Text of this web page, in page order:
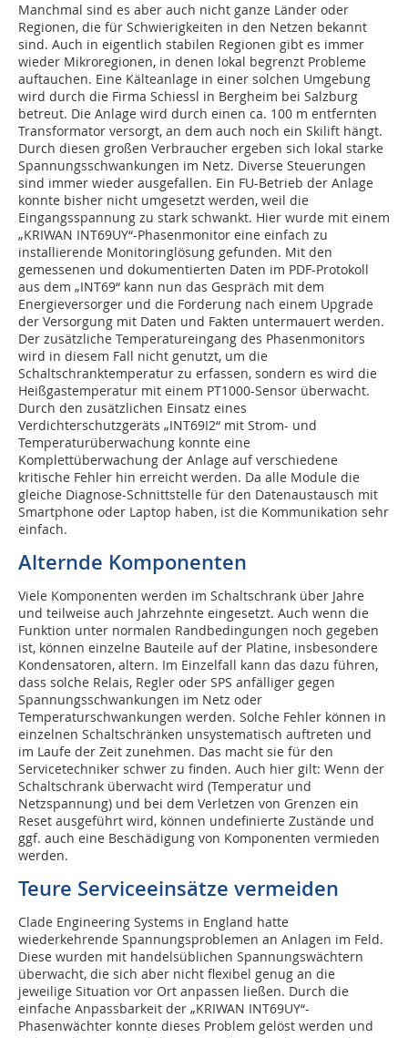
Manchmal sind es aber auch nicht ganze Länder oder
Regionen, die für Schwierigkeiten in den Netzen bekannt
sind. Auch in eigentlich stabilen Regionen gibt es immer
wieder Mikroregionen, in denen lokal begrenzt Probleme
auftauchen. Eine Kälteanlage in einer solchen Umgebung
wird durch die Firma Schiessl in Bergheim bei Salzburg
betreut. Die Anlage wird durch einen ca. 100 m entfernten
Transformator versorgt, an dem auch noch ein Skilift hängt.
Durch diesen großen Verbraucher ergeben sich lokal starke
Spannungsschwankungen im Netz. Diverse Steuerungen
sind immer wieder ausgefallen. Ein FU-Betrieb der Anlage
konnte bisher nicht umgesetzt werden, weil die
Eingangsspannung zu stark schwankt. Hier wurde mit einem
„KRIWAN INT69UY“-Phasenmonitor eine einfach zu
installierende Monitoringlösung gefunden. Mit den
gemessenen und dokumentierten Daten im PDF-Protokoll
aus dem „INT69“ kann nun das Gespräch mit dem
Energieversorger und die Forderung nach einem Upgrade
der Versorgung mit Daten und Fakten untermauert werden.
Der zusätzliche Temperatureingang des Phasenmonitors
wird in diesem Fall nicht genutzt, um die
Schaltschranktemperatur zu erfassen, sondern es wird die
Heißgastemperatur mit einem PT1000-Sensor überwacht.
Durch den zusätzlichen Einsatz eines
Verdichterschutzgeräts „INT69I2“ mit Strom- und
Temperaturüberwachung konnte eine
Komplettüberwachung der Anlage auf verschiedene
kritische Fehler hin erreicht werden. Da alle Module die
gleiche Diagnose-Schnittstelle für den Datenaustausch mit
Smartphone oder Laptop haben, ist die Kommunikation sehr
einfach.
Alternde Komponenten
Viele Komponenten werden im Schaltschrank über Jahre
und teilweise auch Jahrzehnte eingesetzt. Auch wenn die
Funktion unter normalen Randbedingungen noch gegeben
ist, können einzelne Bauteile auf der Platine, insbesondere
Kondensatoren, altern. Im Einzelfall kann das dazu führen,
dass solche Relais, Regler oder SPS anfälliger gegen
Spannungsschwankungen im Netz oder
Temperaturschwankungen werden. Solche Fehler können in
einzelnen Schaltschränken unsystematisch auftreten und
im Laufe der Zeit zunehmen. Das macht sie für den
Servicetechniker schwer zu finden. Auch hier gilt: Wenn der
Schaltschrank überwacht wird (Temperatur und
Netzspannung) und bei dem Verletzen von Grenzen ein
Reset ausgeführt wird, können undefinierte Zustände und
ggf. auch eine Beschädigung von Komponenten vermieden
werden.
Teure Serviceeinsätze vermeiden
Clade Engineering Systems in England hatte
wiederkehrende Spannungsproblemen an Anlagen im Feld.
Diese wurden mit handelsüblichen Spannungswächtern
überwacht, die sich aber nicht flexibel genug an die
jeweilige Situation vor Ort anpassen ließen. Durch die
einfache Anpassbarkeit der „KRIWAN INT69UY“-
Phasenwächter konnte dieses Problem gelöst werden und